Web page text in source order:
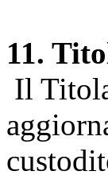
11.
Il